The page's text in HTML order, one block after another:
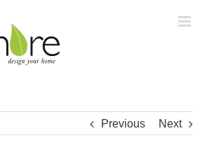
Previous Next